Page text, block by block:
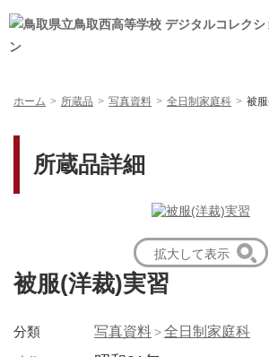
ホーム 所蔵品 写真資料 全日制家庭科 被
所蔵品詳細
拡大して表示
被服(洋裁)実習
分類 写真資料
全日制家庭科